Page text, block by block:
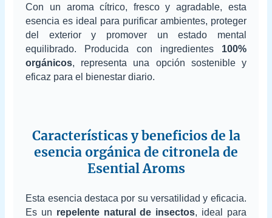
Con un aroma cítrico, fresco y agradable, esta
esencia es ideal para purificar ambientes, proteger
del exterior y promover un estado mental
equilibrado. Producida con ingredientes 100%
orgánicos, representa una opción sostenible y
eficaz para el bienestar diario.
Características y beneficios de la
esencia orgánica de citronela de
Esential Aroms
Esta esencia destaca por su versatilidad y eficacia.
Es un repelente natural de insectos, ideal para